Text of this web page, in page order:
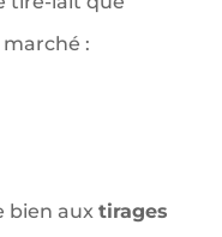
:
bien aux tirages